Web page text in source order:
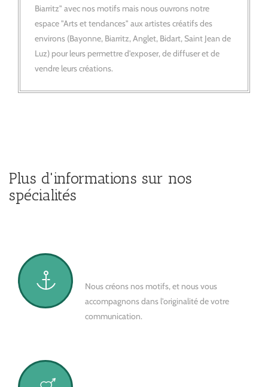
Biarritz" avec nos motifs mais nous ouvrons notre
espace "Arts et tendances" aux artistes créatifs des
environs (Bayonne, Biarritz, Anglet, Bidart, Saint Jean de
Luz) pour leurs permettre d'exposer, de diffuser et de
vendre leurs créations.
Plus d'informations sur nos
spécialités
Nous créons nos motifs, et nous vous
accompagnons dans l'originalité de votre
communication.